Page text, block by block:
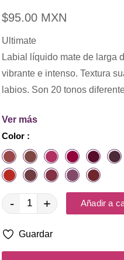
$95.00 MXN
Ultimate
Labial líquido mate de larga
vibrante e intenso. Textura
labios. Son 20 tonos
Ingredientes: Cera de
Ver más
Color :
- + Añadir a
Guardar